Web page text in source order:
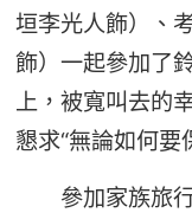
垣李光人飾）、
飾）一起參加了
上，被寬叫去的
懇求“無論如何要
參加家族旅